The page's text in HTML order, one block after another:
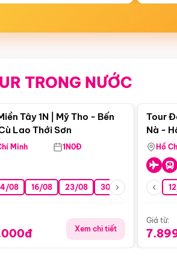
TRONG NƯỚC
Điểm nổi bật
Tây 1N | Mỹ Tho - Bến
Lao Thới Sơn
Minh 1N0Đ
08 16/08 23/08 30/08 06/09
Xem chi tiết
Tour
Nà -
Nha
Hồ
Giá từ: